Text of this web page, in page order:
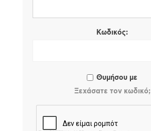
Κωδικός:
Θυμήσου με
Ξεχάσατε τον κωδικό;